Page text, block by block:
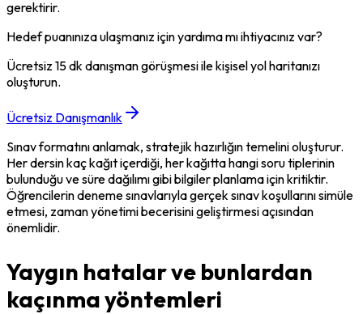
gerektirir.
Hedef puanınıza ulaşmanız için yardıma mı ihtiyacınız var?
Ücretsiz 15 dk danışman görüşmesi ile kişisel yol haritanızı
oluşturun.
Ücretsiz Danışmanlık
Sınav formatını anlamak, stratejik hazırlığın temelini oluşturur.
Her dersin kaç kağıt içerdiği, her kağıtta hangi soru tiplerinin
bulunduğu ve süre dağılımı gibi bilgiler planlama için kritiktir.
Öğrencilerin deneme sınavlarıyla gerçek sınav koşullarını simüle
etmesi, zaman yönetimi becerisini geliştirmesi açısından
önemlidir.
Yaygın hatalar ve bunlardan
kaçınma yöntemleri